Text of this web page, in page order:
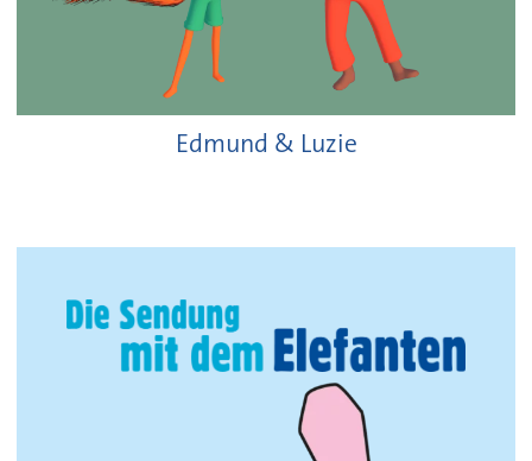
Edmund & Luzie